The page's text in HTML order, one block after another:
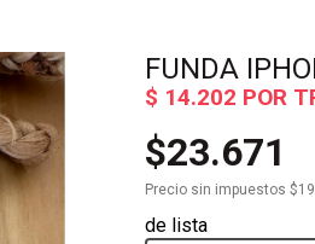
FUNDA
$23.671
Precio sin impuestos